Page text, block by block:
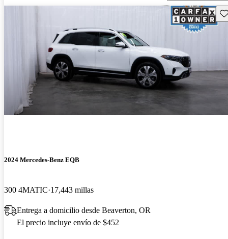
2024 Mercedes-Benz EQB
300 4MATIC 17,443 millas
Entrega a domicilio desde Beaverton, OR
El precio incluye envío de $452